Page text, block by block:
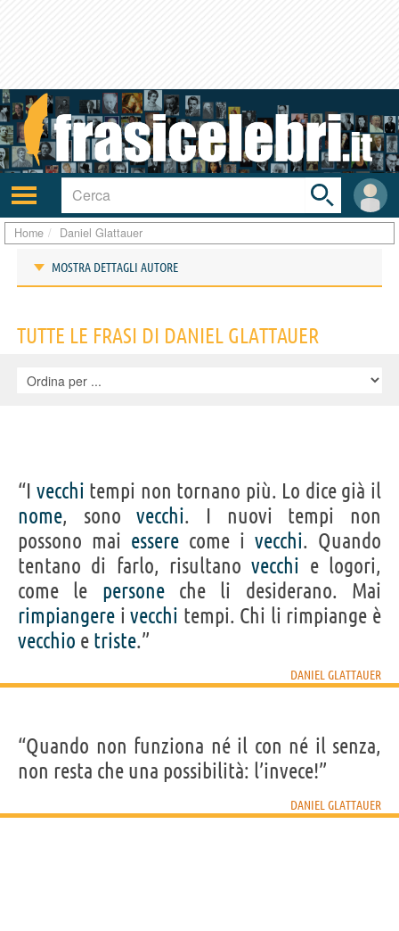
Attiva/disattiva
navigazione
User
area
Toggle
search
bar
Home Daniel Glattauer
MOSTRA DETTAGLI AUTORE
IDENTIKIT E DATI ANAGRAFICI
Cognome Glattauer
19 maggio 1960
Sesso maschile
Nazionalità austriaca
Professione giornalista,scrittore
Segno zodiacale Toro
LIBRI DI DANIEL GLATTAUER
La settima onda Le ho mai
raccontato...
TUTTE LE FRASI DI DANIEL GLATTAUER
“I vecchi tempi non tornano più. Lo dice già il
nome, sonovecchi. I nuovi tempi non
possono mai essere come i vecchi. Quando
tentano di farlo, risultanovecchi e logori,
come le personeche li desiderano. Mai
rimpiangere ivecchi tempi. Chi li rimpiange è
vecchio e triste.”
DANIEL GLATTAUER
“Quando non funziona né il con né il senza,
non resta che una possibilità: l’invece!”
DANIEL GLATTAUER